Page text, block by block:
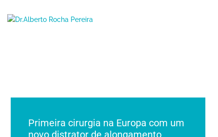
Primeira cirurgia na Europa com um
novo distrator de alongamento